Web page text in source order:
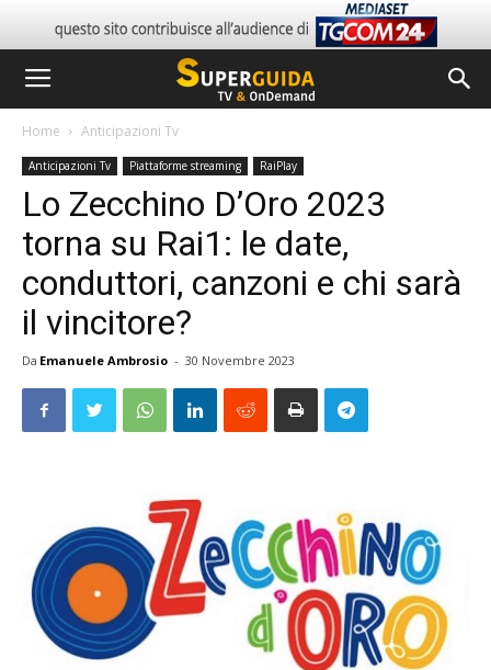
Home Anticipazioni Tv
Anticipazioni Tv Piattaforme streaming RaiPlay
Lo Zecchino D’Oro 2023
torna su Rai1: le date,
conduttori, canzoni e chi sarà
il vincitore?
Da Emanuele Ambrosio - 30 Novembre 2023